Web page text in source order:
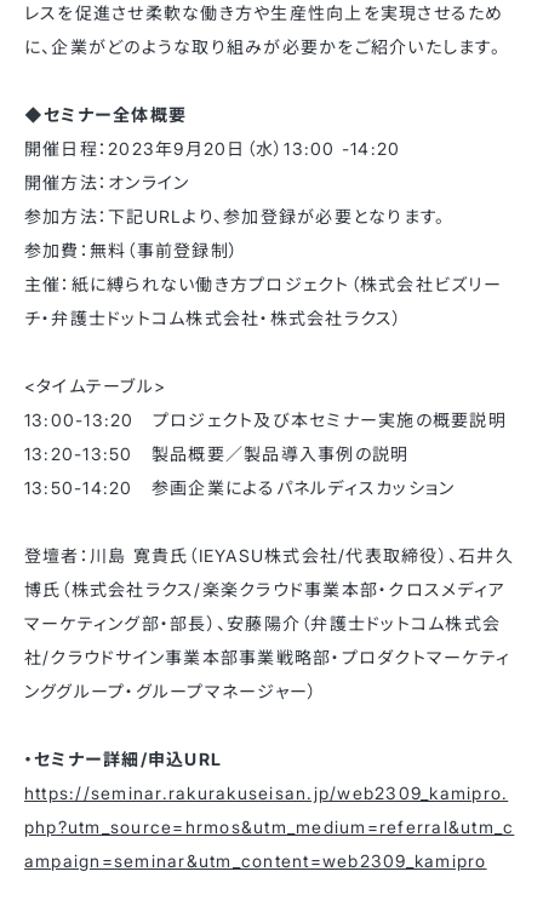
レスを促進させ柔軟な働き方や生産性向上を実現させるため
に、企業がどのような取り組みが必要かをご紹介いたします。
◆セミナー全体概要
開催日程：2023年9月20日（水）13:00 -14:20
開催方法：オンライン
参加方法：下記URLより、参加登録が必要となります。
参加費：無料（事前登録制）
主催：紙に縛られない働き方プロジェクト（株式会社ビズリー
チ・弁護士ドットコム株式会社・株式会社ラクス）
<タイムテーブル>
13:00-13:20 プロジェクト及び本セミナー実施の概要説明
13:20-13:50 製品概要／製品導入事例の説明
13:50-14:20 参画企業によるパネルディスカッション
登壇者：川島 寛貴氏（IEYASU株式会社/代表取締役）、石井久
博氏（株式会社ラクス/楽楽クラウド事業本部・クロスメディア
マーケティング部・部長）、安藤陽介（弁護士ドットコム株式会
社/クラウドサイン事業本部事業戦略部・プロダクトマーケティ
ンググループ・グループマネージャー）
・セミナー詳細/申込URL
https://seminar.rakurakuseisan.jp/web2309_kamipro.
php?utm_source=hrmos&utm_medium=referral&utm_c
ampaign=seminar&utm_content=web2309_kamipro